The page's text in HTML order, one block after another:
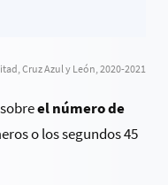
Cruz Azul y León, 2020-2021
el número de
o los segundos 45